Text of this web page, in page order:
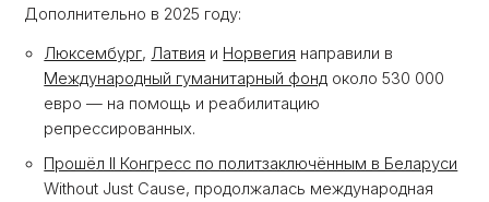
Дополнительно в 2025 году:
Люксембург, Латвия и Норвегия направили в
Международный гуманитарный фонд около 530 000
евро — на помощь и реабилитацию
репрессированных.
Прошёл II Конгресс по политзаключённым в Беларуси
Without Just Cause, продолжалась международная